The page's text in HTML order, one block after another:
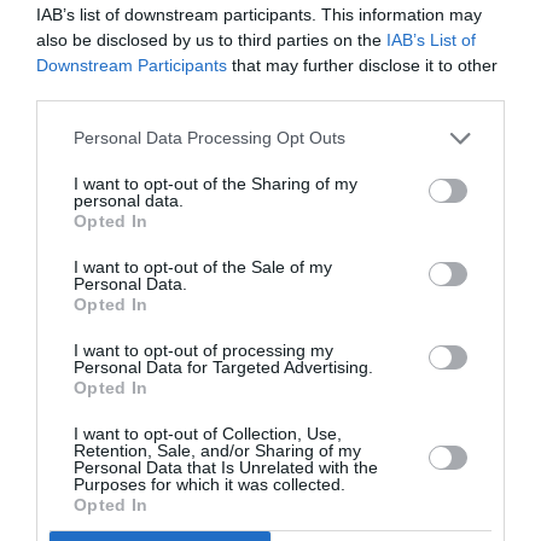
IAB’s list of downstream participants. This information may
also be disclosed by us to third parties on the IAB’s List of
Downstream Participants that may further disclose it to other
Personal Data Processing Opt Outs
I want to opt-out of the Sharing of my
personal data.
Opted In
I want to opt-out of the Sale of my
Personal Data.
Opted In
I want to opt-out of processing my
Personal Data for Targeted Advertising.
Opted In
I want to opt-out of Collection, Use,
Retention, Sale, and/or Sharing of my
Personal Data that Is Unrelated with the
Purposes for which it was collected.
Opted In
Κάθε βδομάδα στο e-mail σας τα τελευταία νέα για
την Τέχνη και τον Πολιτισμό!
Ακολουθήστε το Culturenow.gr
Σχετικά Άρθρα